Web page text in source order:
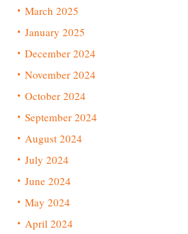
March 2025
January 2025
December 2024
November 2024
October 2024
September 2024
August 2024
July 2024
June 2024
May 2024
April 2024